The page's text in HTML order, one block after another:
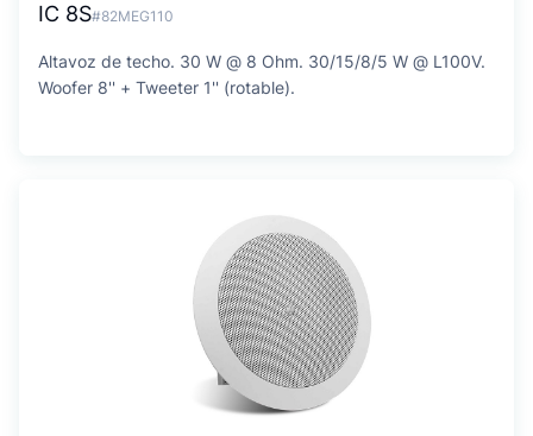
IC 8S#82MEG110
Altavoz de techo. 30 W @ 8 Ohm. 30/15/8/5 W @ L100V.
Woofer 8'' + Tweeter 1'' (rotable).